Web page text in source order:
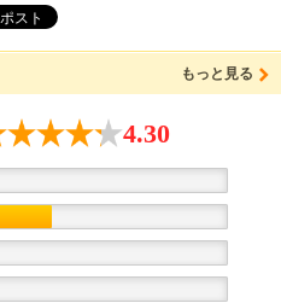
もっと見る
4.30